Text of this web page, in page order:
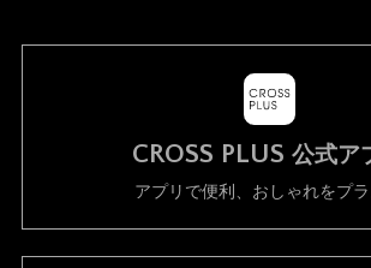
CROSS PLUS 公式ア
アプリで便利、おしゃれをプラ